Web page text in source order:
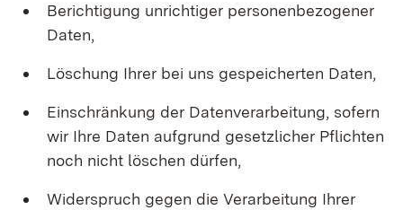
Berichtigung unrichtiger personenbezogener
Daten,
Löschung Ihrer bei uns gespeicherten Daten,
Einschränkung der Datenverarbeitung, sofern
wir Ihre Daten aufgrund gesetzlicher Pflichten
noch nicht löschen dürfen,
Widerspruch gegen die Verarbeitung Ihrer